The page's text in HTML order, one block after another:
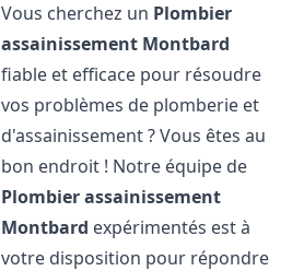
Vous cherchez un Plombier
assainissement Montbard
fiable et efficace pour résoudre
vos problèmes de plomberie et
d'assainissement ? Vous êtes au
bon endroit ! Notre équipe de
Plombier assainissement
Montbard expérimentés est à
votre disposition pour répondre